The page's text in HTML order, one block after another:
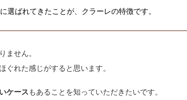
選ばれてきたことが、クラーレの特徴です。
ません。
ぐれた感じがすると思います。
ケース もあることを知っていただきたいです。